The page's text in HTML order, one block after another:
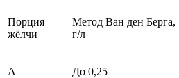
Порция
жёлчи
Метод Ван ден Берга,
г/л
А
До 0,25